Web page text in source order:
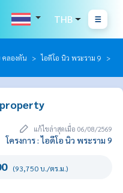
THB
คลองตัน
ไอดีโอ นิว พระราม 9
แก้ไขล่าสุดเมื่อ 06/08/2569
โครงการ : ไอดีโอ นิว พระราม 9
(93,750 บ./ตร.ม.)